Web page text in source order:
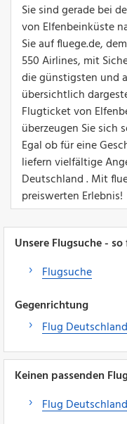
Sie sind gerade bei
von Elfenbeinküste
Sie auf fluege.de,
550 Airlines, mit
die günstigsten und
übersichtlich
Flugticket von
überzeugen Sie sich
Egal ob für eine
liefern vielfältige
Deutschland . Mit
preiswerten Erlebnis!
Unsere Flugsuche -
Flugsuche
Gegenrichtung
Flug
Keinen passenden
Flug Deutschland